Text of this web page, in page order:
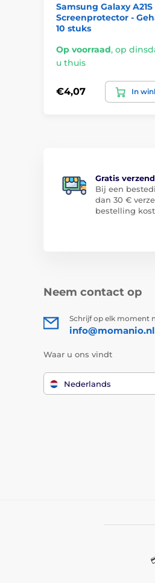
Samsung Galaxy A21S
Screenprotector -
10 stuks
Op voorraad, op
u thuis
€4,07 In
Gratis
Bij een
dan 30 €
bestelling
Neem contact op
Schrijf op elk moment
info@momanio.nl
Waar u ons vindt
Nederlands